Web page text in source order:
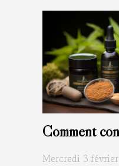
Comment
Mercredi 3